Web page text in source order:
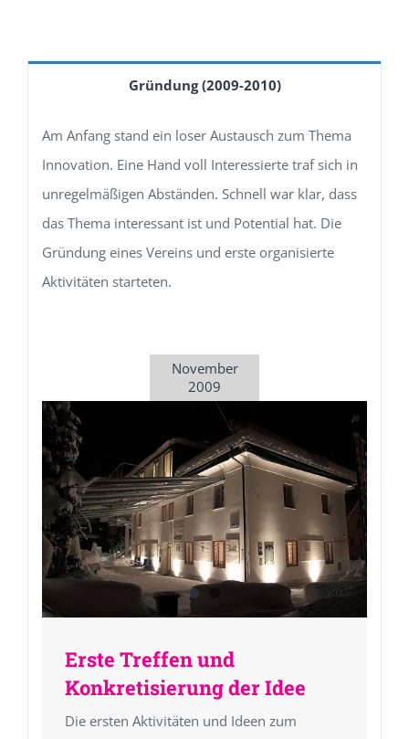
Gründung (2009-2010)
Am Anfang stand ein loser Austausch zum Thema
Innovation. Eine Hand voll Interessierte traf sich in
unregelmäßigen Abständen. Schnell war klar, dass
das Thema interessant ist und Potential hat. Die
Gründung eines Vereins und erste organisierte
Aktivitäten starteten.
November
2009
Erste Treffen und
Konkretisierung der Idee
Die ersten Aktivitäten und Ideen zum